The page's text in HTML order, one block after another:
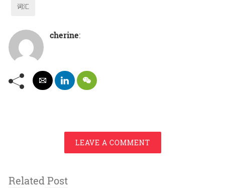
词汇
cherine:
LEAVE A COMMENT
Related Post